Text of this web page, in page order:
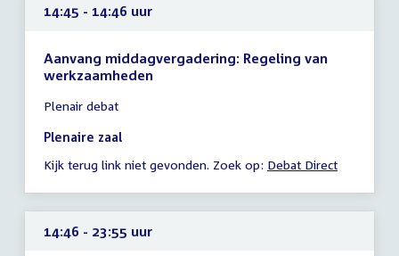
14:45 - 14:46 uur
Aanvang middagvergadering: Regeling van
werkzaamheden
vergadering
14:45
14:46
Plenair debat
Plenaire zaal
Kijk terug link niet gevonden. Zoek op: Debat Direct
14:46 - 23:55 uur